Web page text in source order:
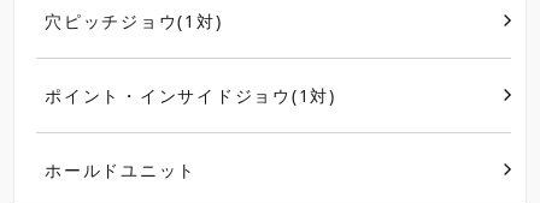
穴ピッチジョウ(1対)
ポイント・インサイドジョウ(1対)
ホールドユニット